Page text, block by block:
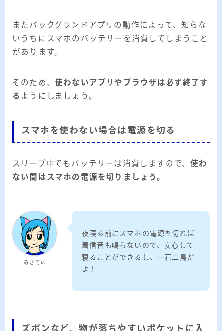
またバックグランドアプリの動作によって、知らな
いうちにスマホのバッテリーを消費してしまうこと
があります。
そのため、 使わないアプリやブラウザは必ず終了す
る ようにしましょう。
スマホを使わない場合は電源を切る
スリープ中でもバッテリーは消費しますので、使わ
ない間はスマホの電源を切りましょう。
みきてぃ
夜寝る前にスマホの電源を切れば
着信音も鳴らないので、安心して
寝ることができるし、一石二鳥だ
よ！
ズボンなど、物が落ちやすいポケットに入